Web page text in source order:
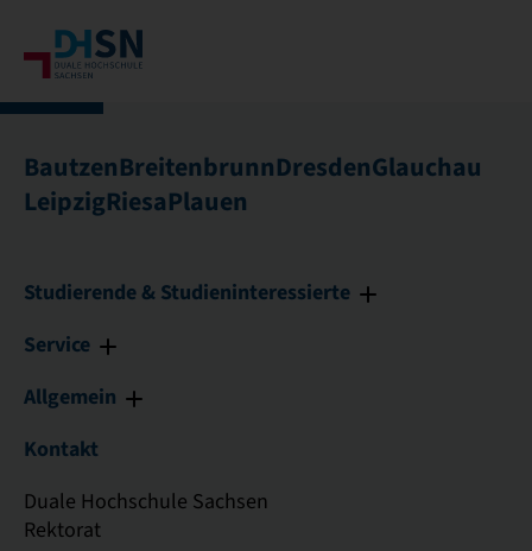
BautzenBreitenbrunnDresdenGlauchau
LeipzigRiesaPlauen
Studierende & Studieninteressierte
Service
Allgemein
Kontakt
Duale Hochschule Sachsen
Rektorat